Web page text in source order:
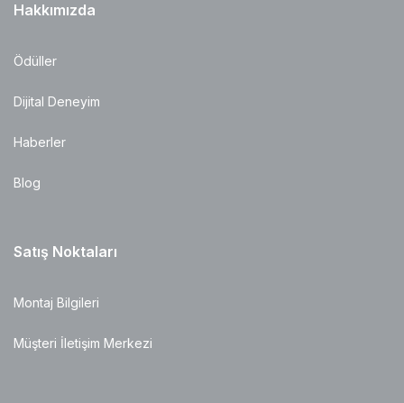
Hakkımızda
Ödüller
Dijital Deneyim
Haberler
Blog
Satış Noktaları
Montaj Bilgileri
Müşteri İletişim Merkezi